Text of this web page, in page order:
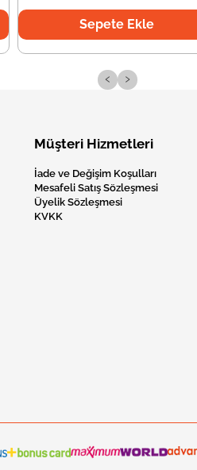
Sepete Ekle
‹ ›
Müşteri Hizmetleri
İade ve Değişim Koşulları
Mesafeli Satış Sözleşmesi
Üyelik Sözleşmesi
KVKK